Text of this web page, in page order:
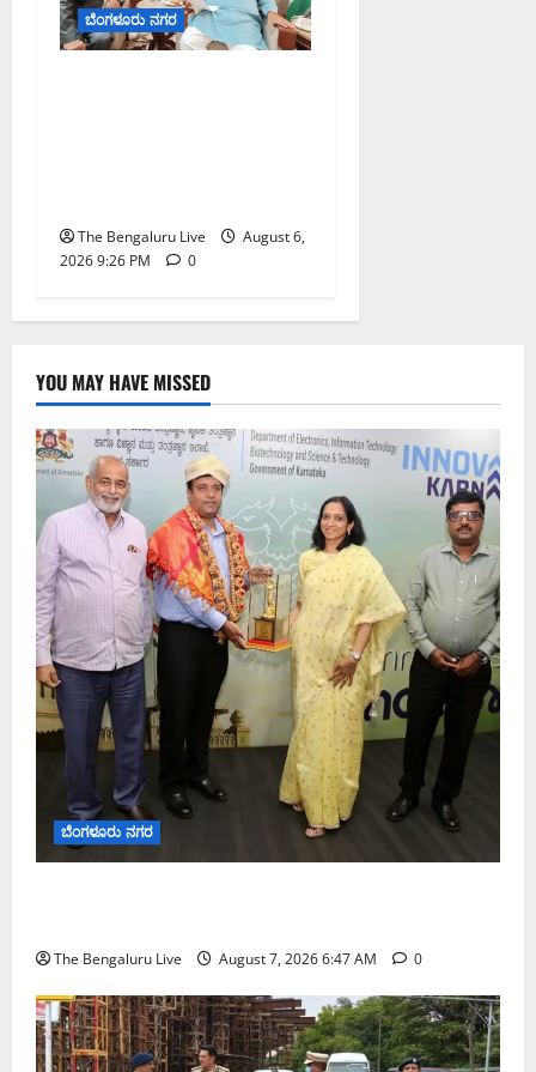
ಬೆಂಗಳೂರು ನಗರ
The Bengaluru Live
August 6,
2026 9:26 PM
0
YOU MAY HAVE MISSED
ಬೆಂಗಳೂರು ನಗರ
The Bengaluru Live August 7, 2026 6:47 AM 0